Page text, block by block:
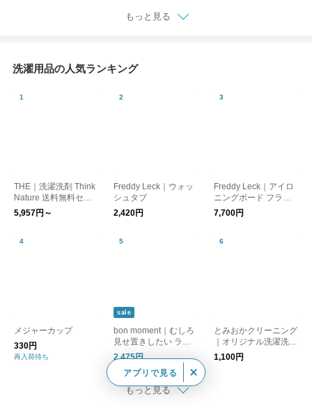
もっと見る
洗濯用品の人気ランキング
THE｜洗濯洗剤 Think
Nature 送料無料セッ
ト
5,957円～
Freddy Leck｜ウォッ
シュタブ
2,420円
Freddy Leck｜アイロ
ニングボード フラッ
トタイプ
7,700円
メジャーカップ
330円
再入荷待ち
sale
bon moment｜むしろ
見せ置きしたい ラン
ドリーバスケット
2,475円
とみおかクリーニング
｜オリジナル洗濯洗剤
（詰替え用）
1,100円
もっと見る
アプリで見る